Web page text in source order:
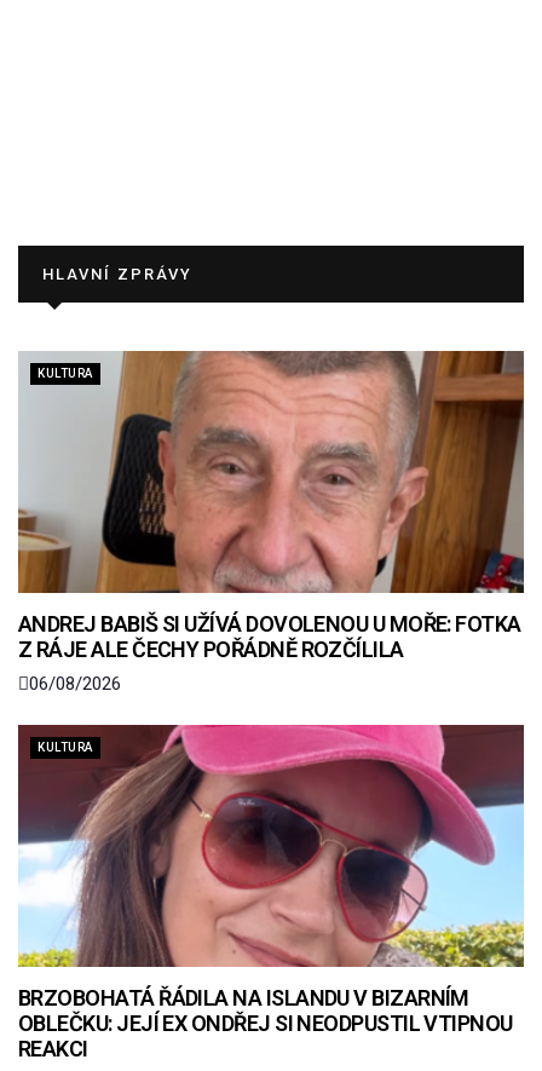
HLAVNÍ ZPRÁVY
KULTURA
ANDREJ BABIŠ SI UŽÍVÁ DOVOLENOU U MOŘE: FOTKA
Z RÁJE ALE ČECHY POŘÁDNĚ ROZČÍLILA
06/08/2026
KULTURA
BRZOBOHATÁ ŘÁDILA NA ISLANDU V BIZARNÍM
OBLEČKU: JEJÍ EX ONDŘEJ SI NEODPUSTIL VTIPNOU
REAKCI